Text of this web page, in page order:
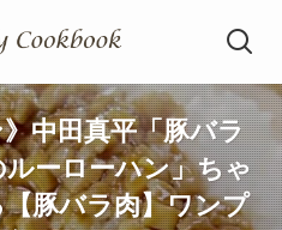
中田真平「豚バラ
ーローハン」ちゃ
豚バラ肉】ワンプ